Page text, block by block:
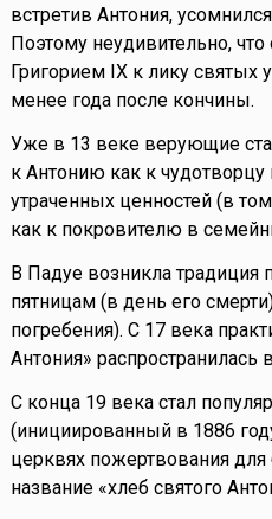
встретив Антония,
Поэтому неудивительно,
Григорием IX к лику святых
менее года после кончины.
Уже в 13 веке верующие
к Антонию как к
утраченных ценностей (в
как к покровителю в
В Падуе возникла традиция
пятницам (в день его
погребения). С 17 века
Антония»
С конца 19 века стал
(инициированный в 1886
церквях пожертвования
название «хлеб святого